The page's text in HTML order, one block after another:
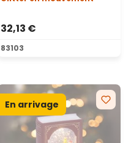
32,13 €
83103
En arrivage